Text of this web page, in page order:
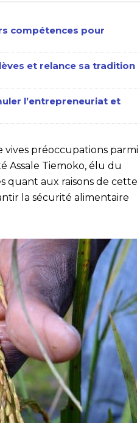
compétences pour
et relance sa tradition
l’entrepreneuriat et
vives préoccupations parmi
Assale Tiemoko, élu du
quant aux raisons de cette
la sécurité alimentaire